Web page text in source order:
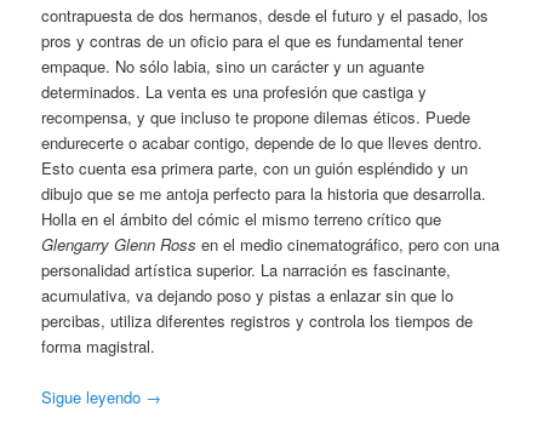
contrapuesta de dos hermanos, desde el futuro y el pasado, los
pros y contras de un oficio para el que es fundamental tener
empaque. No sólo labia, sino un carácter y un aguante
determinados. La venta es una profesión que castiga y
recompensa, y que incluso te propone dilemas éticos. Puede
endurecerte o acabar contigo, depende de lo que lleves dentro.
Esto cuenta esa primera parte, con un guión espléndido y un
dibujo que se me antoja perfecto para la historia que desarrolla.
Holla en el ámbito del cómic el mismo terreno crítico que
Glengarry Glenn Ross en el medio cinematográfico, pero con una
personalidad artística superior. La narración es fascinante,
acumulativa, va dejando poso y pistas a enlazar sin que lo
percibas, utiliza diferentes registros y controla los tiempos de
forma magistral.
Sigue leyendo →